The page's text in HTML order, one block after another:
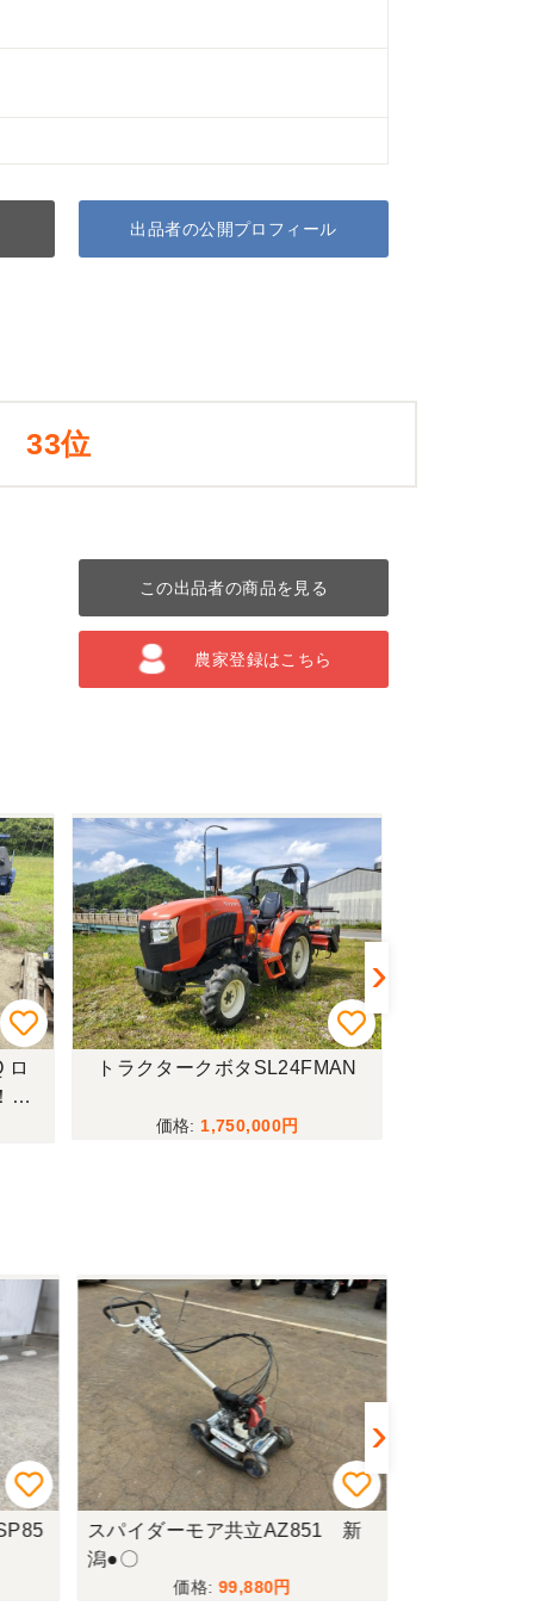
出品者の公開プロフィール
33位
この出品者の商品を見る
農家登録はこちら
ロ
現
トラクタークボタSL24FMAN
1,750,000
スパイダーモア共立AZ851 新
潟●〇
99,880